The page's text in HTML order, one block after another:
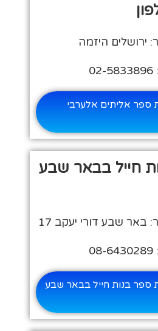
היזמה
אליתים אלערבי
חייל בבאר שבע
שבע דורי יעקב 17
בנות חייל בבאר שבע